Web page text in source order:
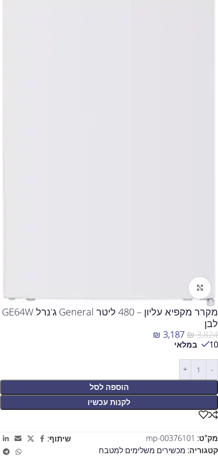
מקרר מקפיא עליון – 480 ליטר General ג'נרל GE64W
לבן
₪3,824
₪ 3,187
10 במלאי
הוספה לסל
לקנות עכשיו
מק"ט: mp-00376101
קטגוריה: מכשירים משלימים למטבח
שיתוף:
לחצו להגדלה